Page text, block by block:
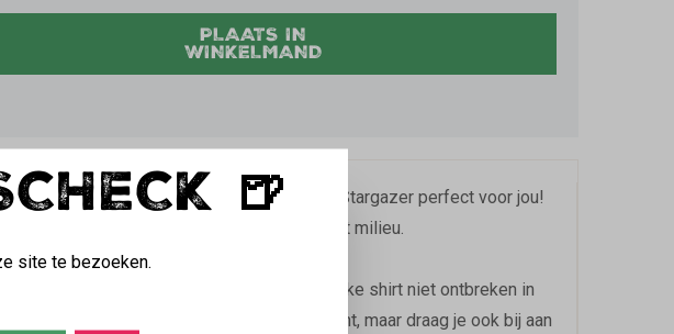
PLAATS IN
WINKELMAND
shirt van 100% organic katoen in de kleur Stargazer perfect voor jou!
glas bier houdt, maar ook oog hebt voor het milieu.
Als echte bierliefhebber mag dit unieke shirt niet ontbreken in
dit shirt maak je niet alleen een statement, maar draag je ook bij aan
🍺
site te bezoeken.